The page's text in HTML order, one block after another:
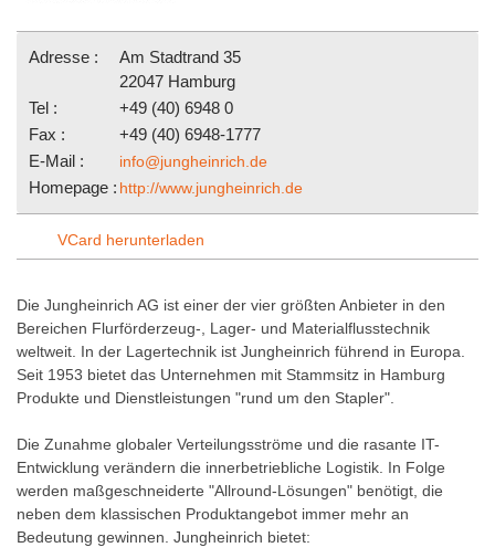
Adresse :
Am Stadtrand 35
22047 Hamburg
Tel :
+49 (40) 6948 0
Fax :
+49 (40) 6948-1777
E-Mail :
info@jungheinrich.de
Homepage : http://www.jungheinrich.de
VCard herunterladen
Die Jungheinrich AG ist einer der vier größten Anbieter in den
Bereichen Flurförderzeug-, Lager- und Materialflusstechnik
weltweit. In der Lagertechnik ist Jungheinrich führend in Europa.
Seit 1953 bietet das Unternehmen mit Stammsitz in Hamburg
Produkte und Dienstleistungen "rund um den Stapler".
Die Zunahme globaler Verteilungsströme und die rasante IT-
Entwicklung verändern die innerbetriebliche Logistik. In Folge
werden maßgeschneiderte "Allround-Lösungen" benötigt, die
neben dem klassischen Produktangebot immer mehr an
Bedeutung gewinnen. Jungheinrich bietet: